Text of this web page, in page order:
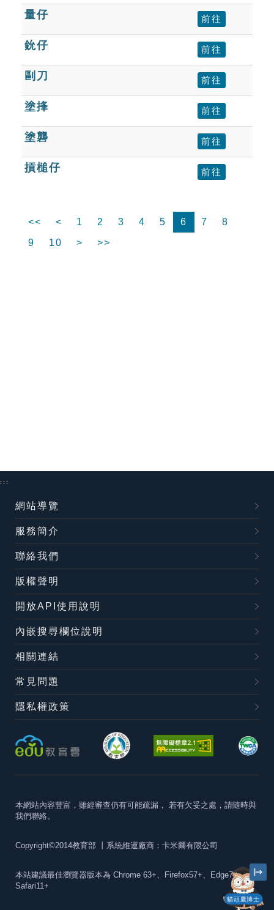
量仔 前往
鈗仔 前往
剾刀 前往
塗捀 前往
塗礱 前往
摃槌仔 前往
<< < 1 2 3 4 5 6 7
8
9
10 > >>
貓頭鷹博士
:::
網站導覽
服務簡介
聯絡我們
版權聲明
開放API使用說明
內嵌搜尋欄位說明
相關連結
常見問題
隱私權政策
本網站內容豐富，雖經審查仍有可能疏漏， 若有欠妥之處，請隨時與
我們聯絡。
Copyright©2014教育部 丨系統維運廠商：卡米爾有限公司
本站建議最佳瀏覽器版本為 Chrome 63+、Firefox57+、Edge79+及
Safari11+